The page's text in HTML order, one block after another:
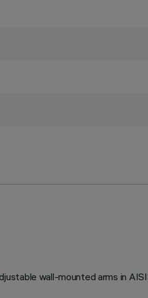
wall-mounted arms in